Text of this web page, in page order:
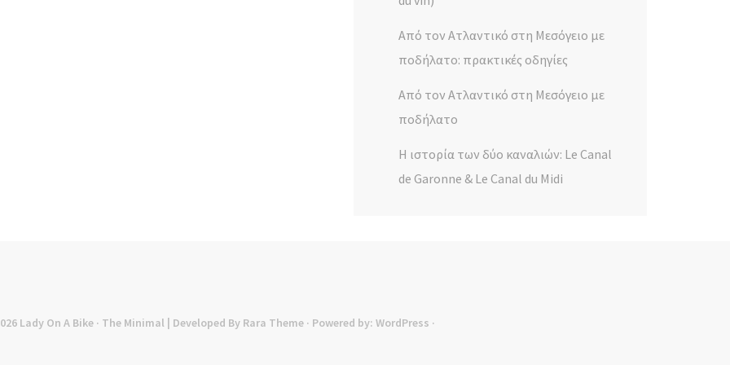
Από τον Ατλαντικό στη Μεσόγειο με
ποδήλατο: πρακτικές οδηγίες
Από τον Ατλαντικό στη Μεσόγειο με
ποδήλατο
Η ιστορία των δύο καναλιών: Le Canal
de Garonne & Le Canal du Midi
Lady On A Bike · The Minimal | Developed By Rara Theme · Powered by: WordPress ·